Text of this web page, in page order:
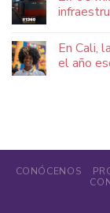
En Cali,
el año
CONÓCENOS